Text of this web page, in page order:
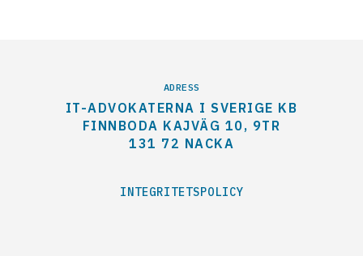
ADRESS
IT-ADVOKATERNA I SVERIGE KB
FINNBODA KAJVÄG 10, 9TR
131 72 NACKA
INTEGRITETSPOLICY